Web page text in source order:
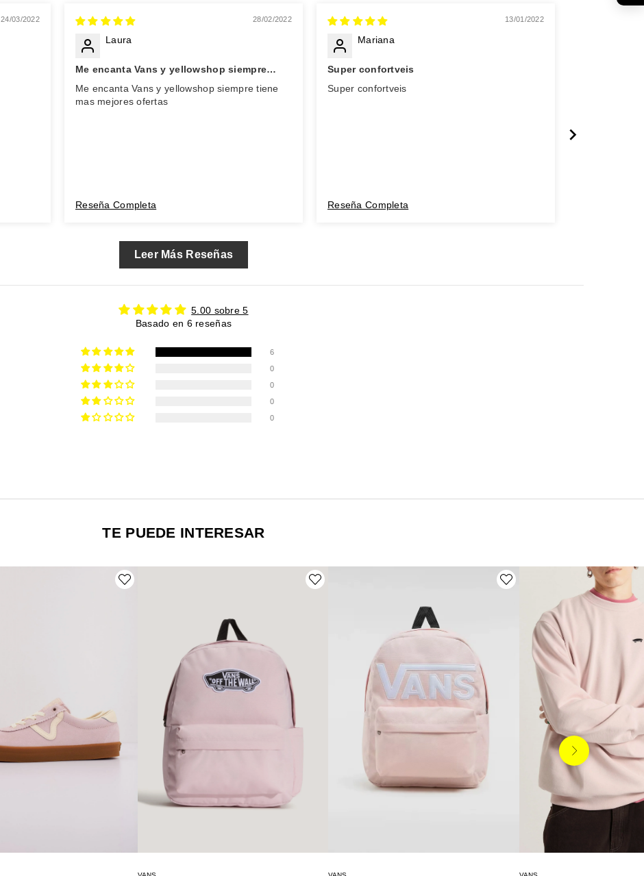
24/03/2022 28/02/2022
Laura
Me encanta Vans y yellowshop siempre
tiene mas mejores ofertas
Me encanta Vans y yellowshop siempre tiene
mas mejores ofertas
Reseña Completa
13/01/2022
Mariana
Super confortveis
Super confortveis
Reseña Completa
Leer Más Reseñas
5.00 sobre 5
Basado en 6 reseñas
6
0
0
0
0
TE PUEDE INTERESAR
Siguiente